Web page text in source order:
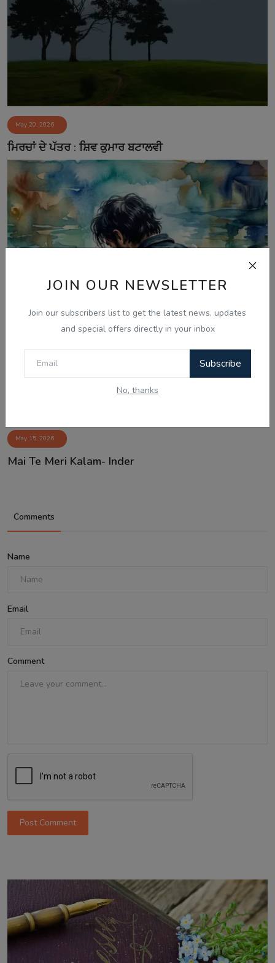
JOIN OUR NEWSLETTER
Join our subscribers list to get the latest news, updates
and special offers directly in your inbox
Subscribe
No, thanks
May 20, 2026
ਮਿਰਚਾਂ ਦੇ ਪੱਤਰ : ਸ਼ਿਵ ਕੁਮਾਰ ਬਟਾਲਵੀ
May 15, 2026
Mai Te Meri Kalam- Inder
Comments
Name
Email
Comment
Post Comment